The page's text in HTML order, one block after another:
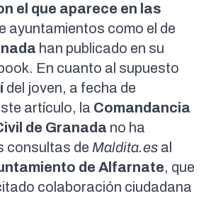
el que aparece en las
ayuntamientos como el de
han publicado en su
. En cuanto al supuesto
del joven, a fecha de
artículo, la Comandancia
de Granada no ha
consultas de Maldita.es al
de Alfarnate, que
colaboración ciudadana